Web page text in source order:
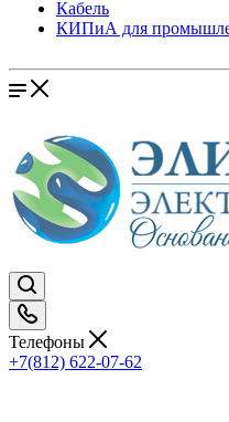
Кабель
КИПиА для
Телефоны
+7(812) 622-07-62